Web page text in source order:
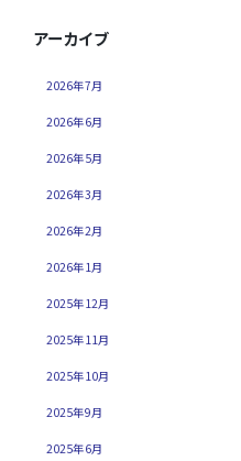
アーカイブ
2026年7月
2026年6月
2026年5月
2026年3月
2026年2月
2026年1月
2025年12月
2025年11月
2025年10月
2025年9月
2025年6月